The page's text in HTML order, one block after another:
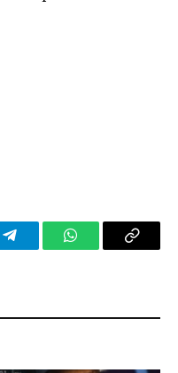
TelegramWhatsAppCopy